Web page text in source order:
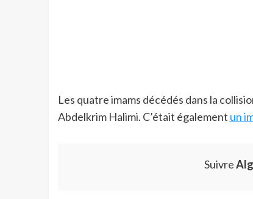
Les quatre imams décédés dans la
Abdelkrim Halimi. C’était également un
Suivre